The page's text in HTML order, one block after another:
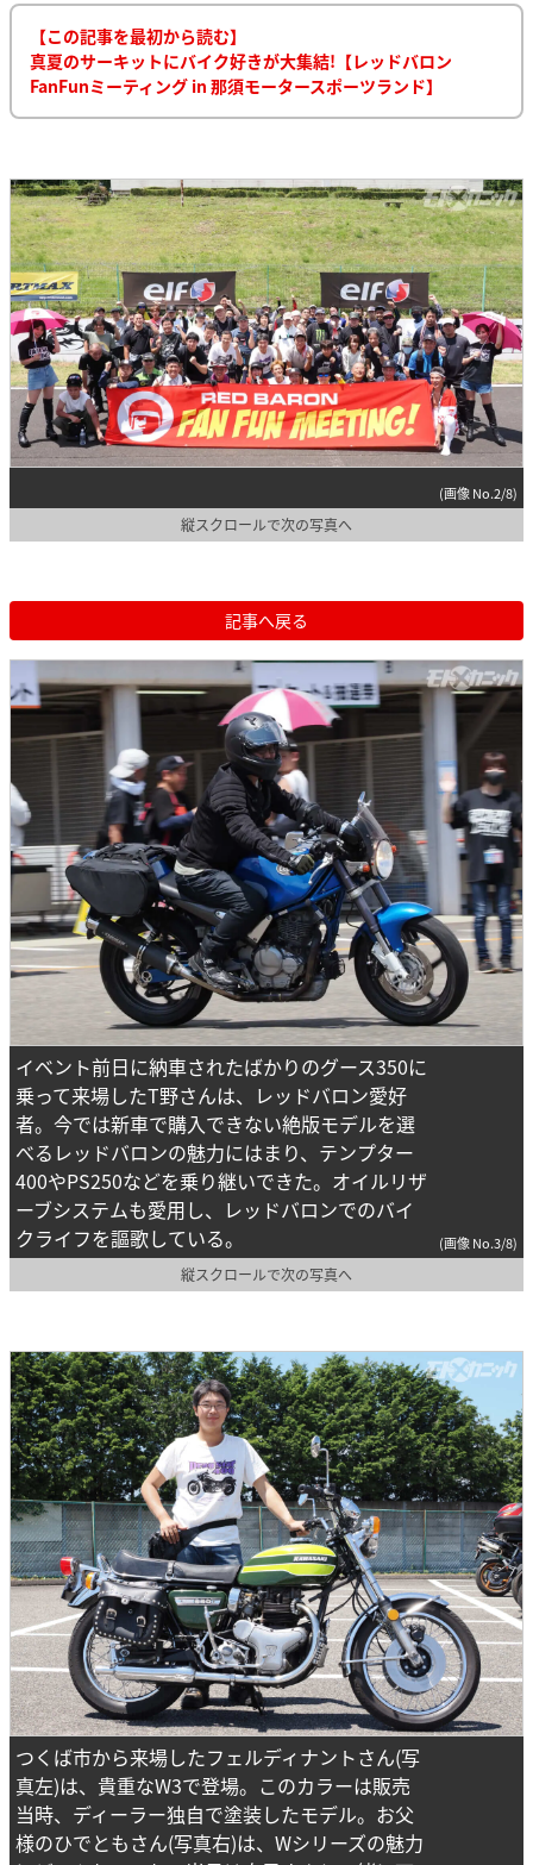
【この記事を最初から読む】
真夏のサーキットにバイク好きが大集結!【レッドバロン
FanFunミーティング in 那須モータースポーツランド】
(画像 No.2/8)
縦スクロールで次の写真へ
記事へ戻る
イベント前日に納車されたばかりのグース350に
乗って来場したT野さんは、レッドバロン愛好
者。今では新車で購入できない絶版モデルを選
べるレッドバロンの魅力にはまり、テンプター
400やPS250などを乗り継いできた。オイルリザ
ーブシステムも愛用し、レッドバロンでのバイ
クライフを謳歌している。
(画像 No.3/8)
縦スクロールで次の写真へ
つくば市から来場したフェルディナントさん(写
真左)は、貴重なW3で登場。このカラーは販売
当時、ディーラー独自で塗装したモデル。お父
様のひでともさん(写真右)は、Wシリーズの魅力